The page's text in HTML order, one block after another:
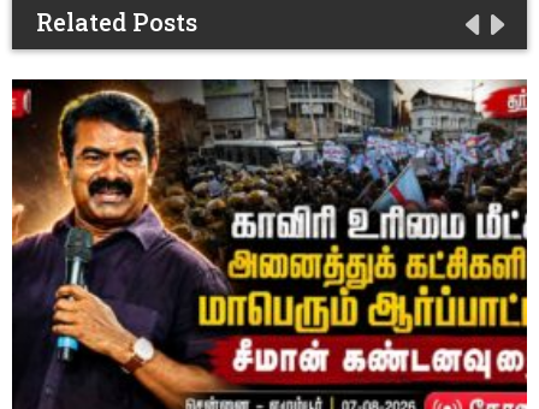
Related Posts